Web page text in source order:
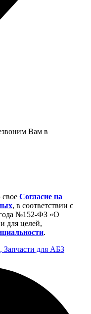
Вам в
Cогласие на
, в соответствии с
№152-ФЗ «О
для целей,
.